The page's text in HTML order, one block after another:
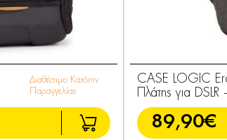
Διαθέσιμο Κατόπιν
Παραγγελίας
CASE LOGIC
Πλάτης για
89,90€